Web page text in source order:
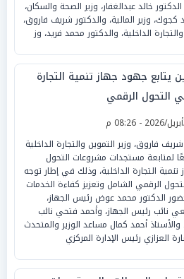
خالد عبدالغفار، وزير الصحة والسكان،
كجوك، وزير المالية، والدكتور شريف فاروق،
الداخلية، والدكتور محمد فريد، وز
يتابع جهود جهاز تنمية التجارة
التحول الرقمي
فاروق، وزير التموين والتجارة الداخلية
لمتابعة مستجدات مشروعات التحول
تنمية التجارة الداخلية، وذلك في إطار توجه
الرقمي الشامل وتعزيز كفاءة الخدمات
الدكتور محمد عوض رئيس الجهاز،
نائب رئيس الجهاز، وأحمد فتحي نائب
والأستاذ أحمد كمال مساعد الوزير والمتحدث
العزازي رئيس الإدارة المركزي